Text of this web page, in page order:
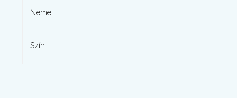
Neme
Szín